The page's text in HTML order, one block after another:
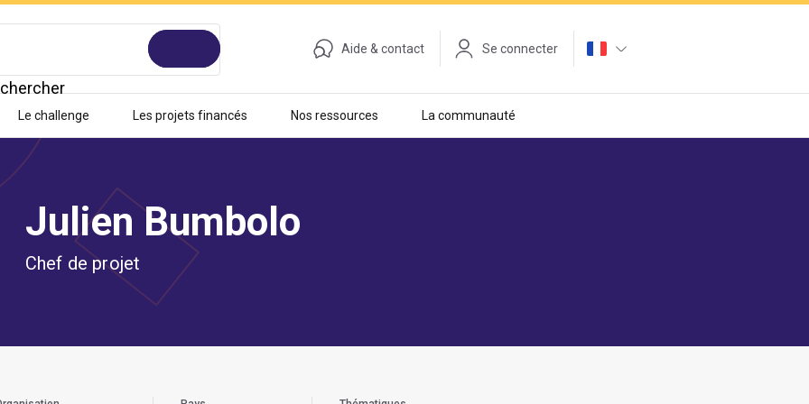
Aide & contact Se connecter
Le challenge Les projets financés Nos ressources La communauté
Julien Bumbolo
Chef de projet